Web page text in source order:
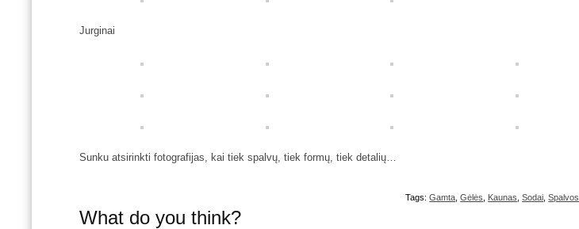
Jurginai
Sunku atsirinkti fotografijas, kai tiek spalvų, tiek formų, tiek detalių…
Tags:Gamta ,Gėlės Kaunas ,Sodai ,Spalvos
What do you think?